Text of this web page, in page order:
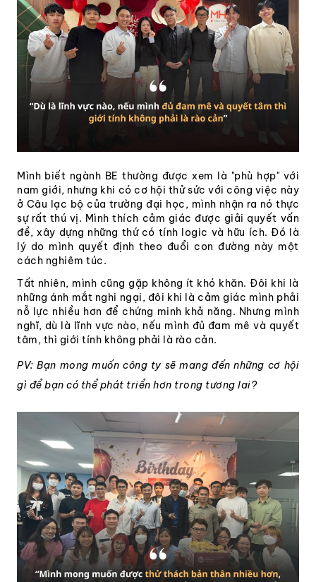
Mình biết ngành BE thường được xem là "phù hợp" với
nam giới, nhưng khi có cơ hội thử sức với công việc này
ở Câu lạc bộ của trường đại học, mình nhận ra nó thực
sự rất thú vị. Mình thích cảm giác được giải quyết vấn
đề, xây dựng những thứ có tính logic và hữu ích. Đó là
lý do mình quyết định theo đuổi con đường này một
cách nghiêm túc.
Tất nhiên, mình cũng gặp không ít khó khăn. Đôi khi là
những ánh mắt nghi ngại, đôi khi là cảm giác mình phải
nỗ lực nhiều hơn để chứng minh khả năng. Nhưng mình
nghĩ, dù là lĩnh vực nào, nếu mình đủ đam mê và quyết
tâm, thì giới tính không phải là rào cản.
PV: Bạn mong muốn công ty sẽ mang đến những cơ hội
gì để bạn có thể phát triển hơn trong tương lai?